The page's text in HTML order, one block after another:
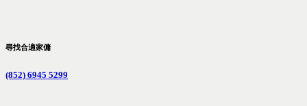
尋找合適家傭
(852) 6945 5299